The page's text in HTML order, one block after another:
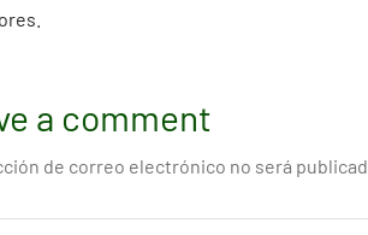
a comment
de correo electrónico no será